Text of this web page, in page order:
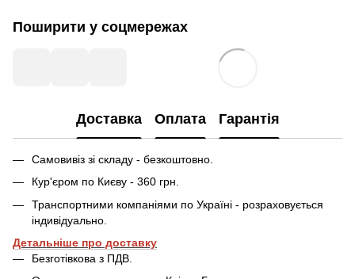
Поширити у соцмережах
Доставка Оплата Гарантія
Самовивіз зі складу - безкоштовно.
Кур'єром по Києву - 360 грн.
Транспортними компаніями по Україні - розраховується
індивідуально.
Детальніше про доставку
Безготівкова з ПДВ.